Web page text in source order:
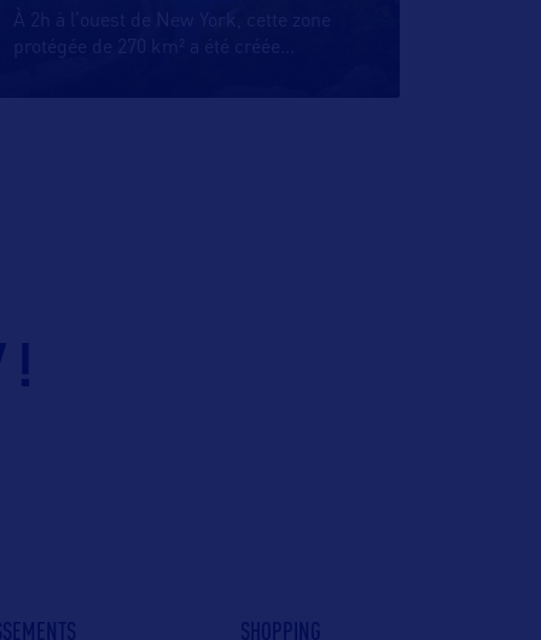
À 2h à l’ouest de New York, cette zone
protégée de 270 km² a été créée
!
SHOPPING